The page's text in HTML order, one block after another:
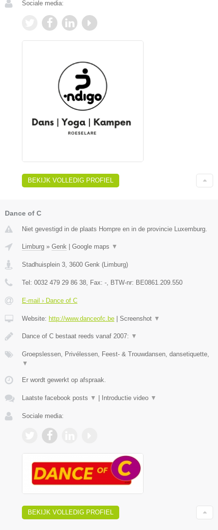
Sociale media:
BEKIJK VOLLEDIG PROFIEL
Dance of C
Niet gevestigd in de plaats Hompre en in de provincie Luxemburg.
Limburg » Genk | Google maps ▼
Stadhuisplein 3 3600 Genk (Limburg)
Tel: 0032 479 29 86 38 , Fax: - , BTW-nr: BE0861.209.550
E-mail › Dance of C
Website: http://www.danceofc.be | Screenshot ▼
Dance of C bestaat reeds vanaf 2007: ▼
Groepslessen, Privélessen, Feest- & Trouwdansen, dansetiquette,
▼
Er wordt gewerkt op afspraak.
Laatste facebook posts ▼ | Introductie video ▼
Sociale media:
BEKIJK VOLLEDIG PROFIEL